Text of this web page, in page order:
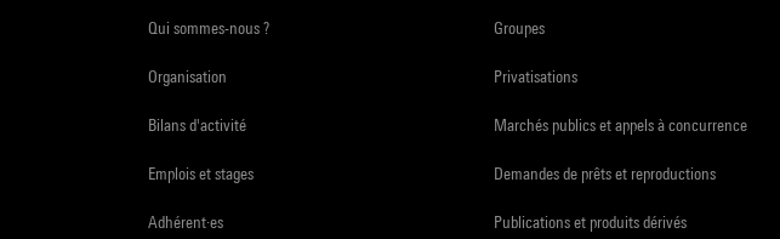
Qui sommes-nous ?
Organisation
Bilans d'activité
Emplois et stages
Adhérent·es
Groupes
Privatisations
Marchés publics et appels à concurrence
Demandes de prêts et reproductions
Publications et produits dérivés